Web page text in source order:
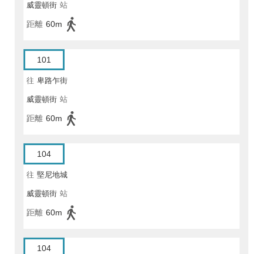
威靈頓街 站
距離 60m
101
往 卑路乍街
威靈頓街 站
距離 60m
104
往 堅尼地城
威靈頓街 站
距離 60m
104